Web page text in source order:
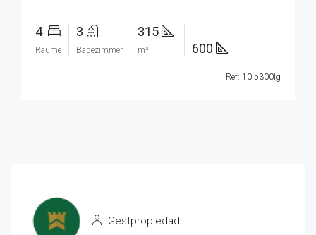
4
Räume
3
Badezimmer
315
m² 600
Ref: 10lp300lg
Gestpropiedad